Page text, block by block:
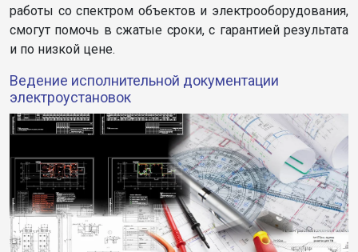
работы со спектром объектов и электрооборудования,
смогут помочь в сжатые сроки, с гарантией результата
и по низкой цене.
Ведение исполнительной документации
электроустановок